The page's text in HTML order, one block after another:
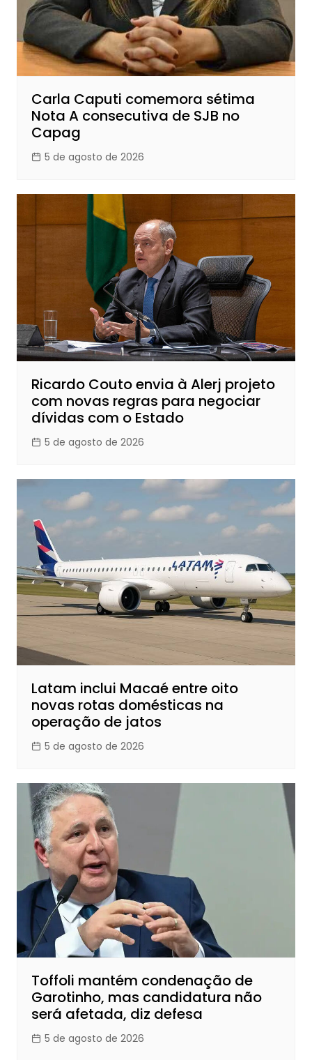
Carla Caputi comemora sétima
Nota A consecutiva de SJB no
Capag
5 de agosto de 2026
Ricardo Couto envia à Alerj projeto
com novas regras para negociar
dívidas com o Estado
5 de agosto de 2026
Latam inclui Macaé entre oito
novas rotas domésticas na
operação de jatos
5 de agosto de 2026
Toffoli mantém condenação de
Garotinho, mas candidatura não
será afetada, diz defesa
5 de agosto de 2026